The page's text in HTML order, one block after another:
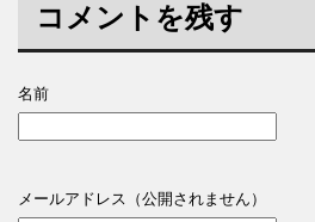
コメントを残す
名前
メールアドレス（公開されません）